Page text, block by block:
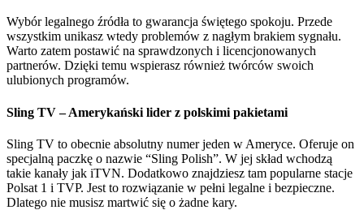
Wybór legalnego źródła to gwarancja świętego spokoju. Przede
wszystkim unikasz wtedy problemów z nagłym brakiem sygnału.
Warto zatem postawić na sprawdzonych i licencjonowanych
partnerów. Dzięki temu wspierasz również twórców swoich
ulubionych programów.
Sling TV – Amerykański lider z polskimi pakietami
Sling TV to obecnie absolutny numer jeden w Ameryce. Oferuje on
specjalną paczkę o nazwie “Sling Polish”. W jej skład wchodzą
takie kanały jak iTVN. Dodatkowo znajdziesz tam popularne stacje
Polsat 1 i TVP. Jest to rozwiązanie w pełni legalne i bezpieczne.
Dlatego nie musisz martwić się o żadne kary.